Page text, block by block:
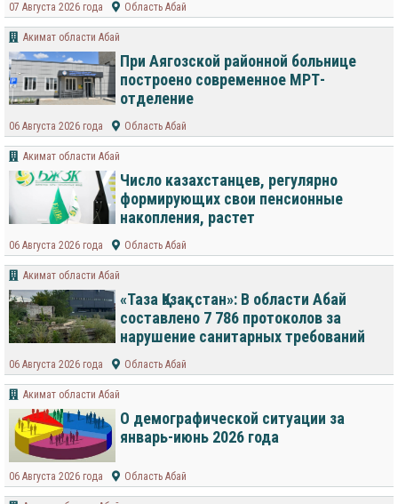
07 Августа 2026 года Область Абай
Акимат области Абай
При Аягозской районной больнице
построено современное МРТ-
отделение
06 Августа 2026 года Область Абай
Акимат области Абай
Число казахстанцев, регулярно
формирующих свои пенсионные
накопления, растет
06 Августа 2026 года Область Абай
Акимат области Абай
«Таза Қазақстан»: В области Абай
составлено 7 786 протоколов за
нарушение санитарных требований
06 Августа 2026 года Область Абай
Акимат области Абай
О демографической ситуации за
январь-июнь 2026 года
06 Августа 2026 года Область Абай